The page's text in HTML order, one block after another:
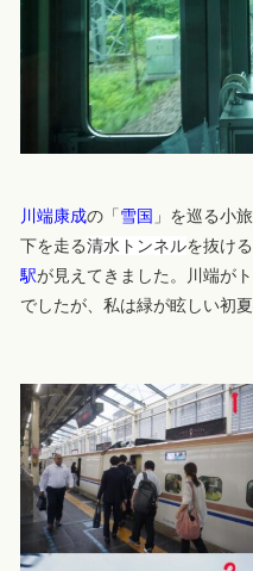
川端康成の「雪国 」を巡る小
下を走る清水トンネルを抜け
駅が見えてきました。川端が
でしたが、私は緑が眩しい初